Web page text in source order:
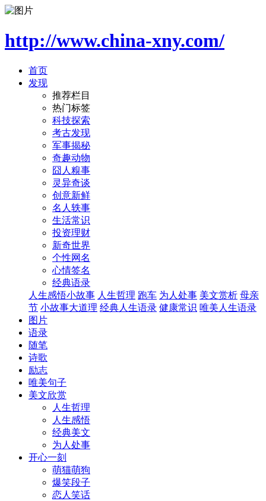
http://www.china-xny.com/
首页
发现
推荐栏目
热门标签
科技探索
考古发现
军事揭秘
奇趣动物
囧人糗事
灵异奇谈
创意新鲜
名人轶事
生活常识
投资理财
新奇世界
个性网名
心情签名
经典语录
人生感悟小故事 人生哲理 跑车 为人处事 美文赏析 母亲
节 小故事大道理 经典人生语录 健康常识 唯美人生语录
图片
语录
随笔
诗歌
励志
唯美句子
美文欣赏
人生哲理
人生感悟
经典美文
为人处事
开心一刻
萌猫萌狗
爆笑段子
恋人笑话